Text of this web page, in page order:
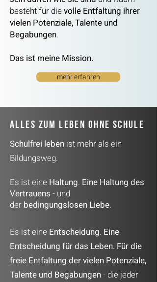
besteht für dievolle Entfaltung ihrer
vielen Potenziale, Talente und
Begabungen.
Das ist meine Mission.
mehr erfahren
Alles zum Leben ohne schule
Schulfrei leben ist mehr als ein
Bildungsweg.
Es ist eine Haltung. Eine Haltung des
Vertrauens - und
der bedingungslosen Liebe.
Es ist eine Entscheidung. Eine
Entscheidung für das Leben. Für die
freie Entfaltung der vielen Potenziale,
Talente und Begabungen- die jeder